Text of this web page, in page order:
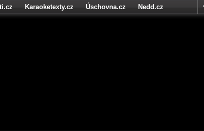
Karaoketexty.cz Úschovna.cz
Nedd.cz